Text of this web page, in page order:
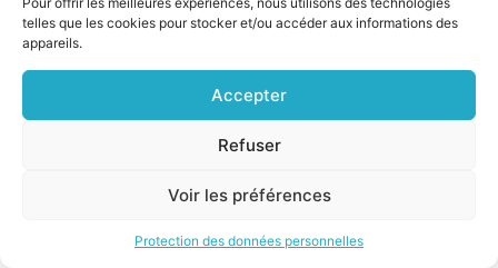
telles que les cookies pour stocker et/ou accéder aux informations des
appareils.
Accepter
Refuser
Voir les préférences
Protection des données personnelles
de son activité effective au bénéfice de ceux qu’il est présumé
représenter, semble en effet très occupé à mener sa
échos qu’en donne la presse française qui laisse penser que
son principal souci est de jouer des coudes et de se hausser
il n’est pas inutile de rappeler que ce jeune homme, (rastignac),
concours de circonstances